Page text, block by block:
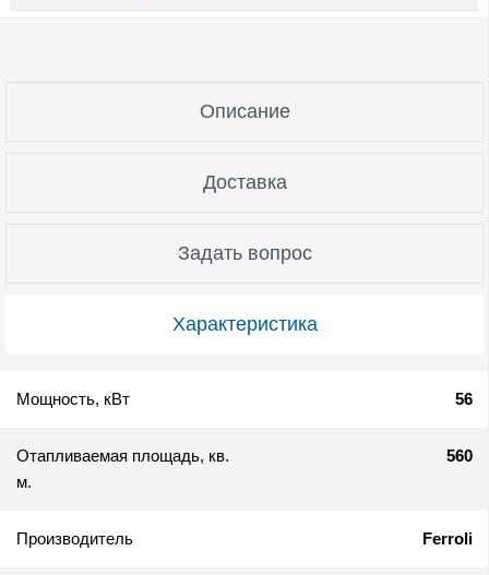
Характеристика
Описание
Доставка
Задать вопрос
Мощность, кВт 56
Отапливаемая площадь, кв.
м.
560
Производитель Ferroli